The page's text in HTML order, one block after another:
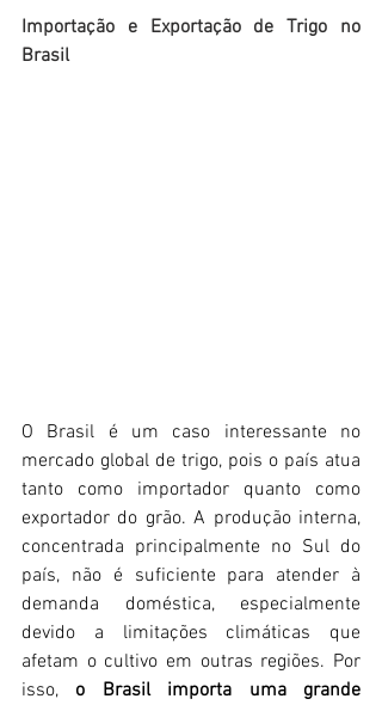
Importação e Exportação de Trigo no
Brasil
O Brasil é um caso interessante no
mercado global de trigo, pois o país atua
tanto como importador quanto como
exportador do grão. A produção interna,
concentrada principalmente no Sul do
país, não é suficiente para atender à
demanda doméstica, especialmente
devido a limitações climáticas que
afetam o cultivo em outras regiões. Por
isso, o Brasil importa uma grande